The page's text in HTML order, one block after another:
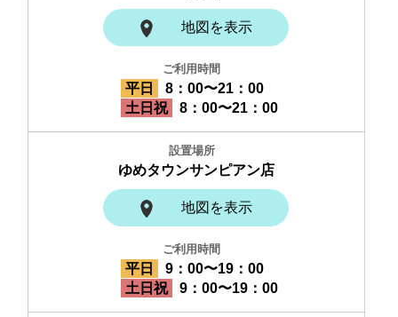
地図を表示
平日
8：00〜21：00
土日祝
8：00〜21：00
ゆめタウンサンピアン店
地図を表示
平日
9：00〜19：00
土日祝
9：00〜19：00